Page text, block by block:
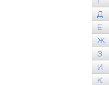
Д
Е
Ж
З
И
К